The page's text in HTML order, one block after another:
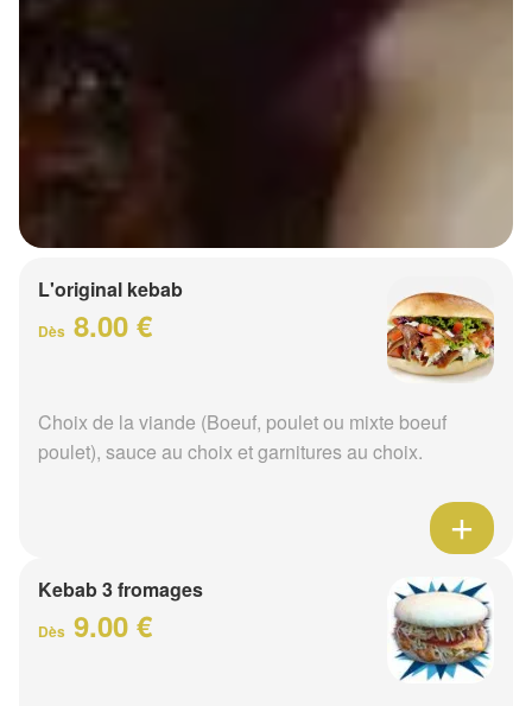
L'original kebab
Dès 8.00 €
Choix de la viande (Boeuf, poulet ou mixte boeuf
poulet), sauce au choix et garnitures au choix.
Kebab 3 fromages
Dès 9.00 €